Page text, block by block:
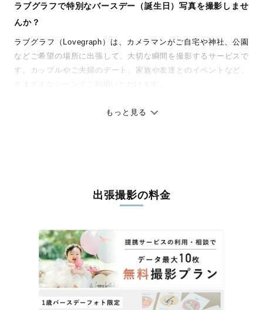
ラブグラフで特別なバースデー（誕生日）写真を撮影しませ
んか？
ラブグラフ（Lovegraph）は、カメラマンがご自宅や神社、公園
などご希望の場所に出張して、大切な瞬間を撮影するサービスで
す。カップルやご夫婦のデート、家族や友達とのイベントなど、
ありのままの空気感を大切に、何十年経っても見返したくなるよ
ィを身につけたプロのカメラマンが全国47都道府県に在籍してい
ます。創業10年のノウハウを活かし、思い出に残る素敵な撮影体
丁寧なレタッチで思い出を美しく仕上げます
撮影後は、独自の編集技術で写真の明るさや色合いを丁寧に調
整。自然な雰囲気を残しつつも、おしゃれで洗練された仕上がり
に。きっと「こんな写真を撮ってほしかった！」と思える一枚に
出会えます。まずは、ラブグラフの撮影事例をご覧ください。
もっと見る
出張撮影の料金